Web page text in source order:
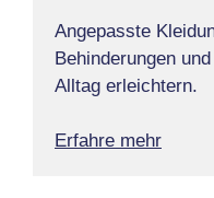
Angepasste
Behinderungen
Alltag erleichtern.
Erfahre mehr